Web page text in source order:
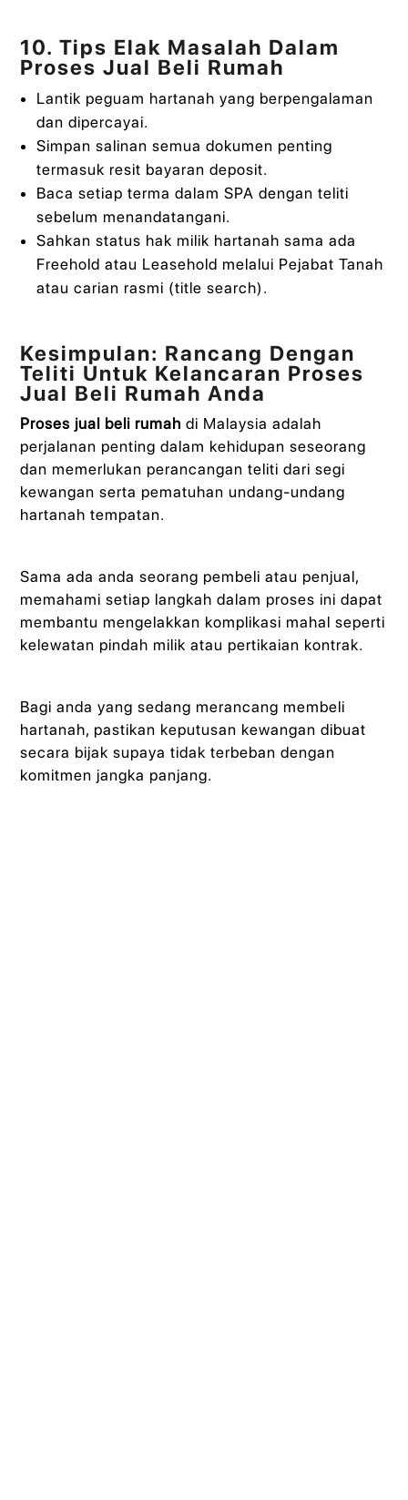
10. Tips Elak Masalah Dalam
Proses Jual Beli Rumah
Lantik peguam hartanah yang berpengalaman
dan dipercayai.
Simpan salinan semua dokumen penting
termasuk resit bayaran deposit.
Baca setiap terma dalam SPA dengan teliti
sebelum menandatangani.
Sahkan status hak milik hartanah sama ada
Freehold atau Leasehold melalui Pejabat Tanah
atau carian rasmi (title search).
Kesimpulan: Rancang Dengan
Teliti Untuk Kelancaran Proses
Jual Beli Rumah Anda
Proses jual beli rumah di Malaysia adalah
perjalanan penting dalam kehidupan seseorang
dan memerlukan perancangan teliti dari segi
kewangan serta pematuhan undang-undang
hartanah tempatan.
Sama ada anda seorang pembeli atau penjual,
memahami setiap langkah dalam proses ini dapat
membantu mengelakkan komplikasi mahal seperti
kelewatan pindah milik atau pertikaian kontrak.
Bagi anda yang sedang merancang membeli
hartanah, pastikan keputusan kewangan dibuat
secara bijak supaya tidak terbeban dengan
komitmen jangka panjang.